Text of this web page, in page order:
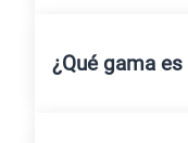
¿Qué gama